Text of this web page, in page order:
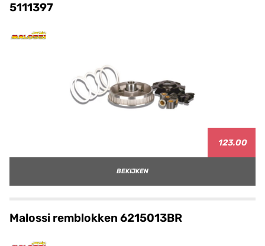
5111397
123.00
BEKIJKEN
Malossi remblokken 6215013BR